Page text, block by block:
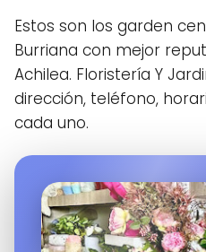
Estos son los garden
Burriana con mejor
Achilea. Floristería Y
dirección, teléfono,
cada uno.